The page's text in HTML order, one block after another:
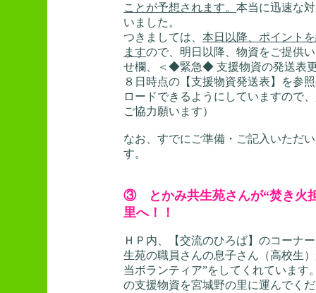
ことが予想されます。 本当に迅速な
いました。
つきましては、 本日以降、ポイント
ますので、明日以降、物資をご提供
せ欄、＜◆緊急◆ 支援物資の発送表
８日時点の【支援物資発送表】を参
ロードできるようにしていますので
ご協力願います）
なお、すでにご準備・ご記入いただ
す。
③ とかみ共生苑さんが“焚き火
里へ！！
ＨＰ内、【交流のひろば】のコーナ
生苑の職員さんの息子さん（高校生
当ボランティア”をしてくれていま
の支援物資を宮城野の里に運んでく